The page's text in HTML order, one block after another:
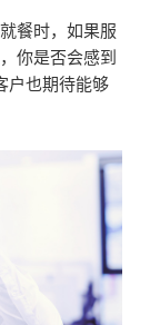
餐时，如果服
你是否会感到
户也期待能够